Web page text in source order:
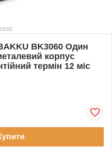
BK3060 Один
корпус
термін 12 міс